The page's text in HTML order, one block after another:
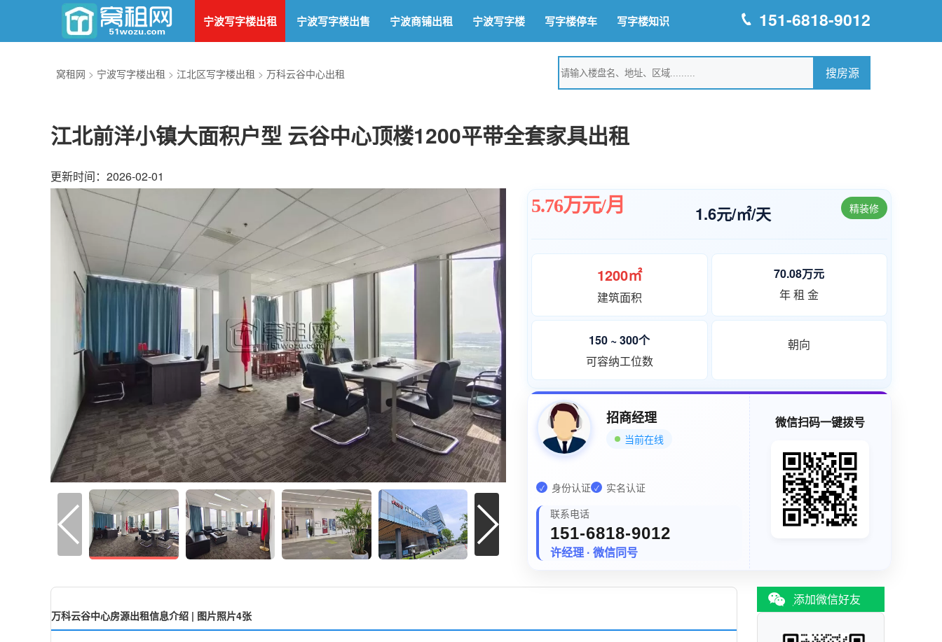
宁波写字楼出租 宁波写字楼出售 宁波商铺出租 宁波写字楼 写字楼停车 写字楼知识 151-6818-9012
窝租网 > 宁波写字楼出租 > 江北区写字楼出租 > 万科云谷中心出租
江北前洋小镇大面积户型 云谷中心顶楼1200平带全套家具出租
更新时间：2026-02-01
5.76万元/月 1.6元/㎡/天 精装修
1200㎡
建筑面积
70.08万元
年 租 金
150 ~ 300个
可容纳工位数
朝向
招商经理
当前在线
✓ 身份认证 ✓ 实名认证
联系电话
151-6818-9012
许经理 · 微信同号
微信扫码一键拨号
万科云谷中心房源出租信息介绍 | 图片照片4张
添加微信好友